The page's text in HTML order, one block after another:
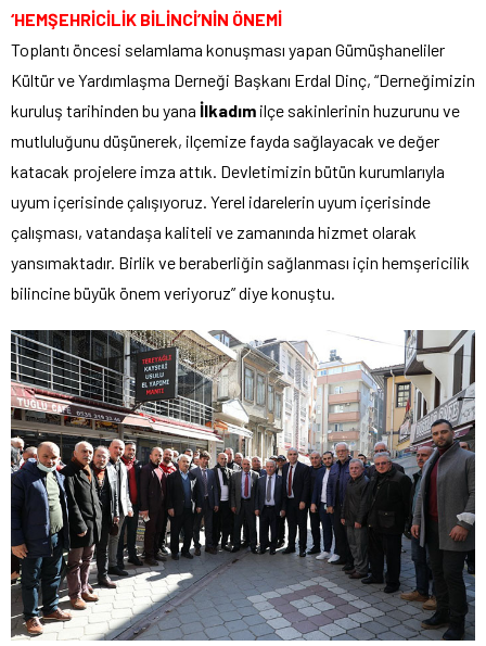
‘HEMŞEHRİCİLİK BİLİNCİ’NİN ÖNEMİ
Toplantı öncesi selamlama konuşması yapan Gümüşhaneliler
Kültür ve Yardımlaşma Derneği Başkanı Erdal Dinç, “Derneğimizin
kuruluş tarihinden bu yana İlkadım ilçe sakinlerinin huzurunu ve
mutluluğunu düşünerek, ilçemize fayda sağlayacak ve değer
katacak projelere imza attık. Devletimizin bütün kurumlarıyla
uyum içerisinde çalışıyoruz. Yerel idarelerin uyum içerisinde
çalışması, vatandaşa kaliteli ve zamanında hizmet olarak
yansımaktadır. Birlik ve beraberliğin sağlanması için hemşericilik
bilincine büyük önem veriyoruz” diye konuştu.